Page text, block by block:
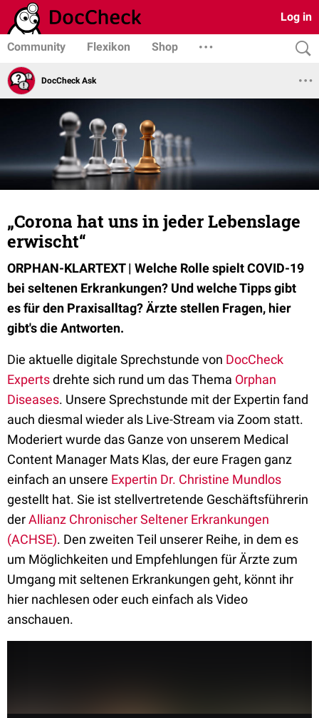
Log in
Community Flexikon Shop
DocCheck Ask
„Corona hat uns in jeder Lebenslage
erwischt“
ORPHAN-KLARTEXT | Welche Rolle spielt COVID-19
bei seltenen Erkrankungen? Und welche Tipps gibt
es für den Praxisalltag? Ärzte stellen Fragen, hier
gibt's die Antworten.
Die aktuelle digitale Sprechstunde von DocCheck
Expertsdrehte sich rund um das Thema Orphan
Diseases. Unsere Sprechstunde mit der Expertin fand
auch diesmal wieder als Live-Stream via Zoom statt.
Moderiert wurde das Ganze von unserem Medical
Content Manager Mats Klas, der eure Fragen ganz
einfach an unsere Expertin Dr. Christine Mundlos
gestellt hat. Sie ist stellvertretende Geschäftsführerin
derAllianz Chronischer Seltener Erkrankungen
(ACHSE). Den zweiten Teil unserer Reihe, in dem es
um Möglichkeiten und Empfehlungen für Ärzte zum
Umgang mit seltenen Erkrankungen geht, könnt ihr
hier nachlesen oder euch einfach als Video
anschauen.